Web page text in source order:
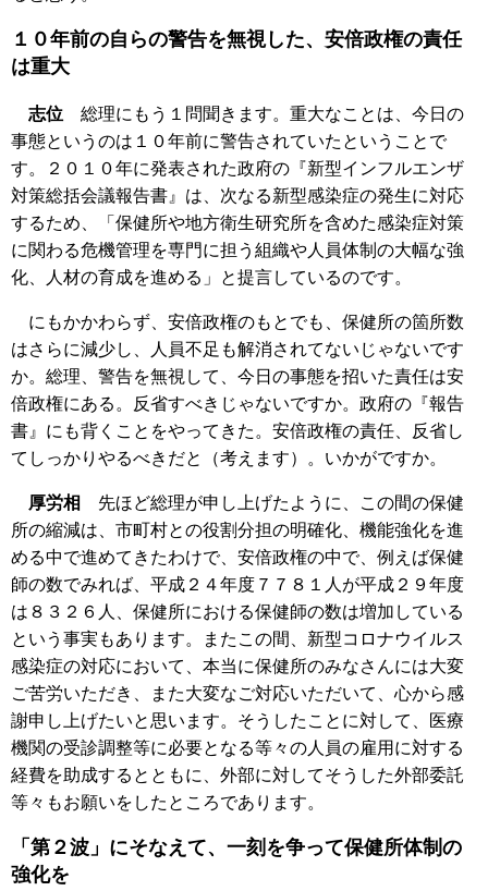
１０年前の自らの警告を無視した、安倍政権の責任
は重大
志位 総理にもう１問聞きます。重大なことは、今日の
事態というのは１０年前に警告されていたということで
す。２０１０年に発表された政府の『新型インフルエンザ
対策総括会議報告書』は、次なる新型感染症の発生に対応
するため、「保健所や地方衛生研究所を含めた感染症対策
に関わる危機管理を専門に担う組織や人員体制の大幅な強
化、人材の育成を進める」と提言しているのです。
にもかかわらず、安倍政権のもとでも、保健所の箇所数
はさらに減少し、人員不足も解消されてないじゃないです
か。総理、警告を無視して、今日の事態を招いた責任は安
倍政権にある。反省すべきじゃないですか。政府の『報告
書』にも背くことをやってきた。安倍政権の責任、反省し
てしっかりやるべきだと（考えます）。いかがですか。
厚労相
先ほど総理が申し上げたように、この間の保健
所の縮減は、市町村との役割分担の明確化、機能強化を進
める中で進めてきたわけで、安倍政権の中で、例えば保健
師の数でみれば、平成２４年度７７８１人が平成２９年度
は８３２６人、保健所における保健師の数は増加している
という事実もあります。またこの間、新型コロナウイルス
感染症の対応において、本当に保健所のみなさんには大変
ご苦労いただき、また大変なご対応いただいて、心から感
謝申し上げたいと思います。そうしたことに対して、医療
機関の受診調整等に必要となる等々の人員の雇用に対する
経費を助成するとともに、外部に対してそうした外部委託
等々もお願いをしたところであります。
「第２波」にそなえて、一刻を争って保健所体制の
強化を